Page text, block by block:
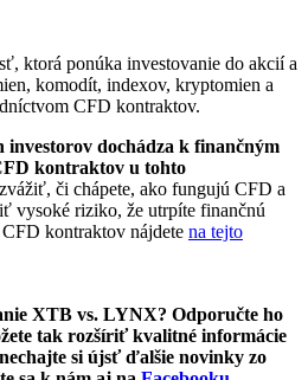
ktorá ponúka investovanie do akcií a
komodít, indexov, kryptomien a
CFD kontraktov.
investorov dochádza k finančným
kontraktov u tohto
či chápete, ako fungujú CFD a
vysoké riziko, že utrpíte finančnú
kontraktov nájdete na tejto
XTB vs. LYNX? Odporučte ho
tak rozšíriť kvalitné informácie
si újsť ďalšie novinky zo